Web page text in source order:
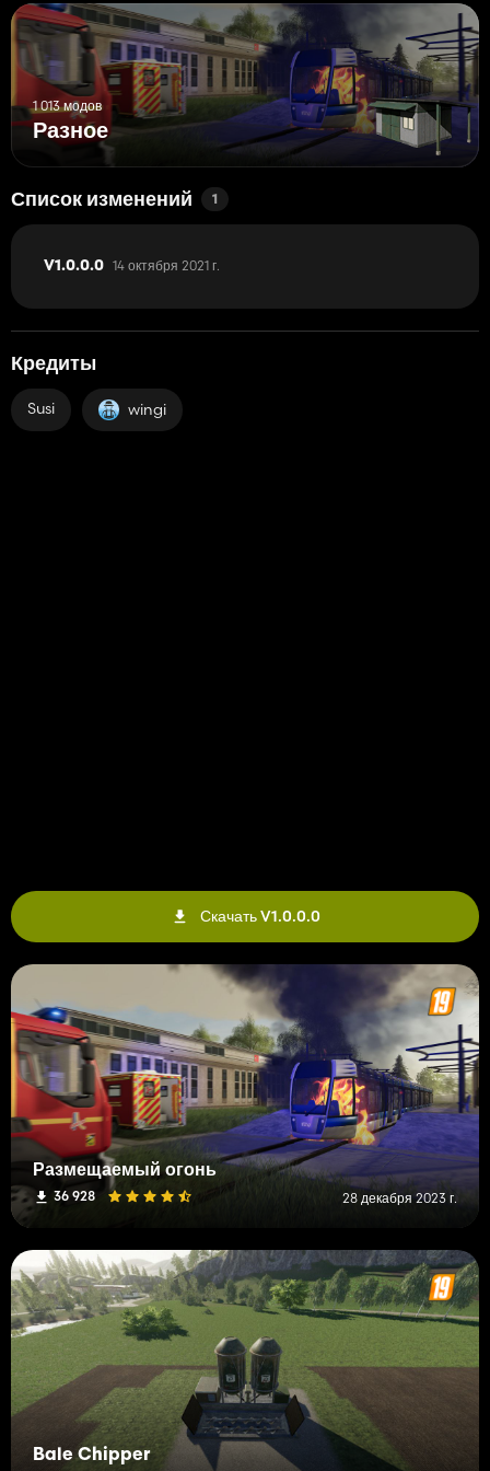
1 013 модов
Разное
Список изменений 1
V1.0.0.0 14 октября 2021 г.
Кредиты
Susi wingi
Скачать V1.0.0.0
Размещаемый огонь
36 928 28 декабря 2023 г.
Bale Chipper